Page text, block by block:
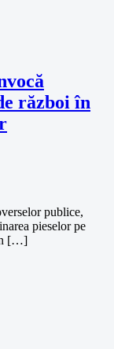
război în
publice,
pieselor pe
[…]